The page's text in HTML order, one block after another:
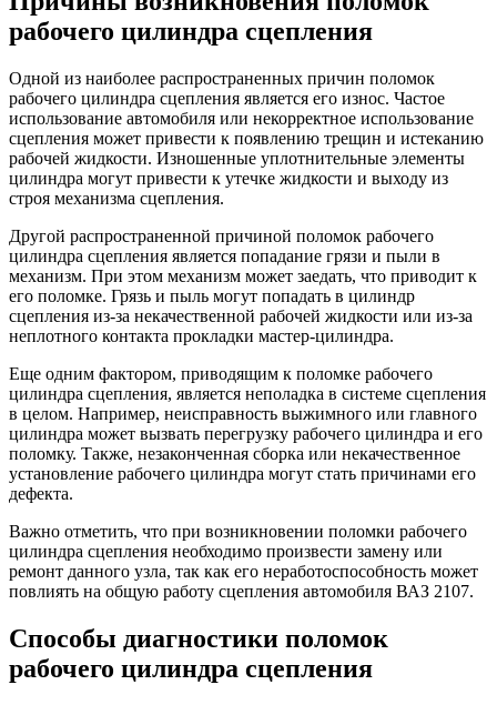
рабочего цилиндра сцепления
Одной из наиболее распространенных причин поломок
рабочего цилиндра сцепления является его износ. Частое
использование автомобиля или некорректное использование
сцепления может привести к появлению трещин и истеканию
рабочей жидкости. Изношенные уплотнительные элементы
цилиндра могут привести к утечке жидкости и выходу из
строя механизма сцепления.
Другой распространенной причиной поломок рабочего
цилиндра сцепления является попадание грязи и пыли в
механизм. При этом механизм может заедать, что приводит к
его поломке. Грязь и пыль могут попадать в цилиндр
сцепления из-за некачественной рабочей жидкости или из-за
неплотного контакта прокладки мастер-цилиндра.
Еще одним фактором, приводящим к поломке рабочего
цилиндра сцепления, является неполадка в системе сцепления
в целом. Например, неисправность выжимного или главного
цилиндра может вызвать перегрузку рабочего цилиндра и его
поломку. Также, незаконченная сборка или некачественное
установление рабочего цилиндра могут стать причинами его
дефекта.
Важно отметить, что при возникновении поломки рабочего
цилиндра сцепления необходимо произвести замену или
ремонт данного узла, так как его неработоспособность может
повлиять на общую работу сцепления автомобиля ВАЗ 2107.
Способы диагностики поломок
рабочего цилиндра сцепления